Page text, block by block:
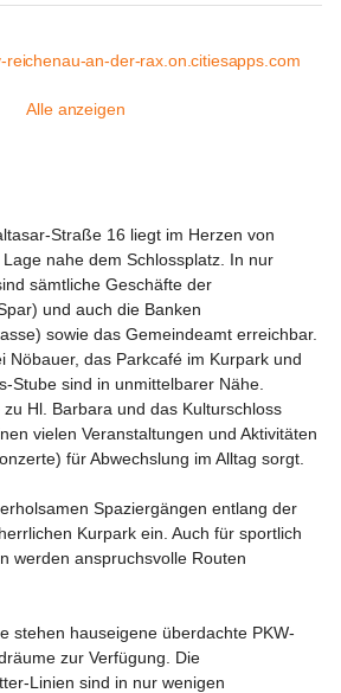
reichenau-an-der-rax.on.citiesapps.com
Alle anzeigen
Straße 16 liegt im Herzen von
nahe dem Schlossplatz. In nur
sämtliche Geschäfte der
und auch die Banken
sowie das Gemeindeamt erreichbar.
Nöbauer, das Parkcafé im Kurpark und
Stube sind in unmittelbarer Nähe.
Hl. Barbara und das Kulturschloss
vielen Veranstaltungen und Aktivitäten
für Abwechslung im Alltag sorgt.
Spaziergängen entlang der
Kurpark ein. Auch für sportlich
werden anspruchsvolle Routen
stehen hauseigene überdachte PKW-
zur Verfügung. Die
Linien sind in nur wenigen